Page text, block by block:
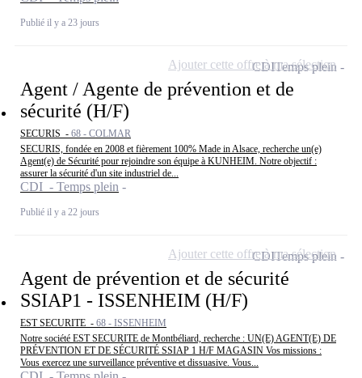
Publié il y a 23 jours
Agent / Agente de prévention et de
sécurité (H/F)
SECURIS - 68 - COLMAR
SECURIS, fondée en 2008 et fièrement 100% Made in Alsace, recherche un(e)
Agent(e) de Sécurité pour rejoindre son équipe à KUNHEIM. Notre objectif :
assurer la sécurité d'un site industriel de...
CDI - Temps plein
Publié il y a 22 jours
CDITemps plein
Ajouter cette offre à ma sélection
Agent de prévention et de sécurité
SSIAP1 - ISSENHEIM (H/F)
EST SECURITE - 68 - ISSENHEIM
Notre société EST SECURITE de Montbéliard, recherche : UN(E) AGENT(E) DE
PRÉVENTION ET DE SÉCURITÉ SSIAP 1 H/F MAGASIN Vos missions :
Vous exercez une surveillance préventive et dissuasive. Vous...
CDITemps plein
Ajouter cette offre à ma sélection